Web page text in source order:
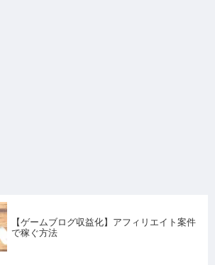
【ゲームブログ収益化】アフィリエイト案件
で稼ぐ方法